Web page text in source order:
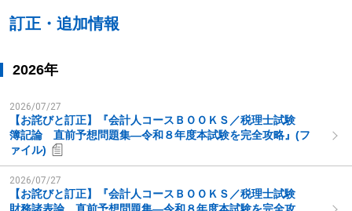
訂正・追加情報
2026年
2026/07/27
【お詫びと訂正】『会計人コースＢＯＯＫＳ／税理士試験
簿記論 直前予想問題集―令和８年度本試験を完全攻略』(フ
ァイル)
2026/07/27
【お詫びと訂正】『会計人コースＢＯＯＫＳ／税理士試験